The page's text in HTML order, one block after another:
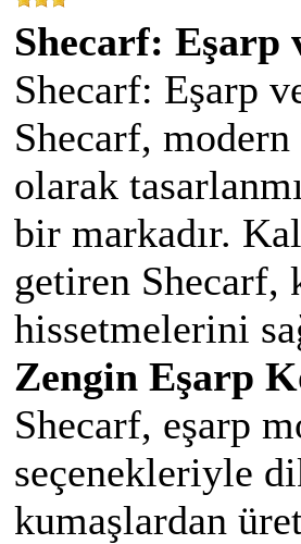
Shecarf: Eşarp
Shecarf: Eşarp
Shecarf,
olarak
bir markadır.
getiren Shecarf,
hissetmelerini
Zengin Eşarp
Shecarf, eşarp
seçenekleriyle
kumaşlardan